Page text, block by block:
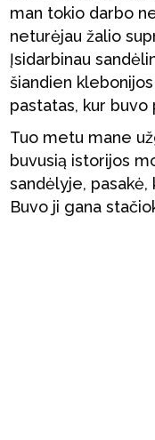
man tokio darbo
neturėjau žalio
Įsidarbinau
šiandien
pastatas, kur
Tuo metu mane
buvusią istorijos
sandėlyje, pasakė,
Buvo ji gana